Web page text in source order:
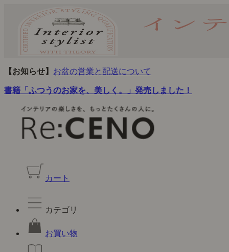
【お知らせ】 お盆の営業と配送について
書籍「ふつうのお家を、美しく。」発売しました！
カート
カテゴリ
お買い物